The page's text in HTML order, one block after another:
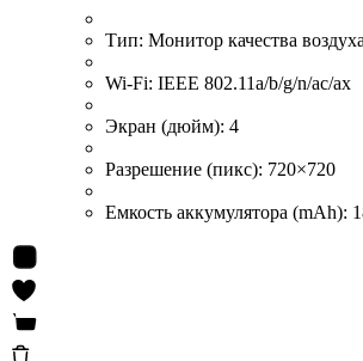
Тип: Монитор качества воздуха
Wi-Fi: IEEE 802.11a/b/g/n/ac/ax
Экран (дюйм): 4
Разрешение (пикс): 720×720
Емкость аккумулятора (mAh):